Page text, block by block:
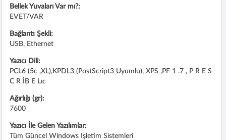
Bellek Yuvaları Var mı?:
EVET/VAR
Bağlantı Şekli:
USB, Ethernet
Yazıcı Dili:
PCL6 (5c ,XL),KPDL3 (PostScript3 Uyumlu), XPS ,PF 1 .7 , P R E S
C R İB E Lıc
Ağırlığı (gr):
7600
Yazıcı İle Gelen Yazılımlar:
Tüm Güncel Windows Işletim Sistemleri